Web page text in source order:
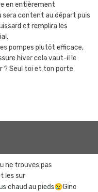
en entièrement
content au départ puis
et remplira les
pompes plutôt efficace,
hiver cela vaut-il le
? Seul toi et ton porte
ne trouves pas
les sur
chaud au pieds😢Gino